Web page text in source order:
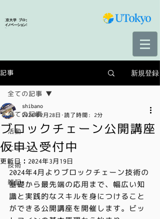
記事 新規登録
全ての記事
活動
ニュース
技術
雑記
全ての記事
ブロックチェーン公開講座
仮申込受付中
shibano
2024年2月28日
読了時間: 2分
更新日： 2024年3月19日
2024年4月よりブロックチェーン技術の
基礎から最先端の応用まで、幅広い知
識と実践的なスキルを身につけること
ができる公開講座を開催します。ビッ